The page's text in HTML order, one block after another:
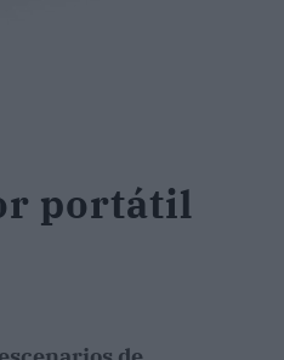
portátil